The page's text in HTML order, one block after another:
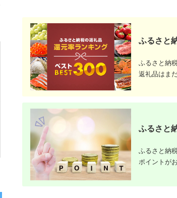
出典：dショッピングふ
るさと納税
岐阜県 可児市
富士カントリー可児ク
ラブ利用券（150,000
円分）【0018-007】
寄付金額:500,000
出典：auPAYふるさと納
税
静岡県 伊東市
伊東園ホテル・伊東園
テル松川館 ご宿泊券
1泊2日2食付き(1名様
分:GAタイプ)
【1044937】
5.0
30,000円
出典：ふる
賓舘 お食
F（50,000
菜 手作り 大
和風おかず
お土産 父の
寄付金額:
ふるさと
ふるさと納
返礼品はま
ふるさと
ふるさと納
ポイントが